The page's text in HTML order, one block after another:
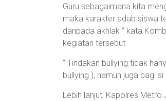
Guru sebagaimana kita
maka karakter adab siswa
daripada akhlak ” kata
kegiatan tersebut
“ Tindakan bullying tidak
bullying ), namun juga bagi
Lebih lanjut, Kapolres